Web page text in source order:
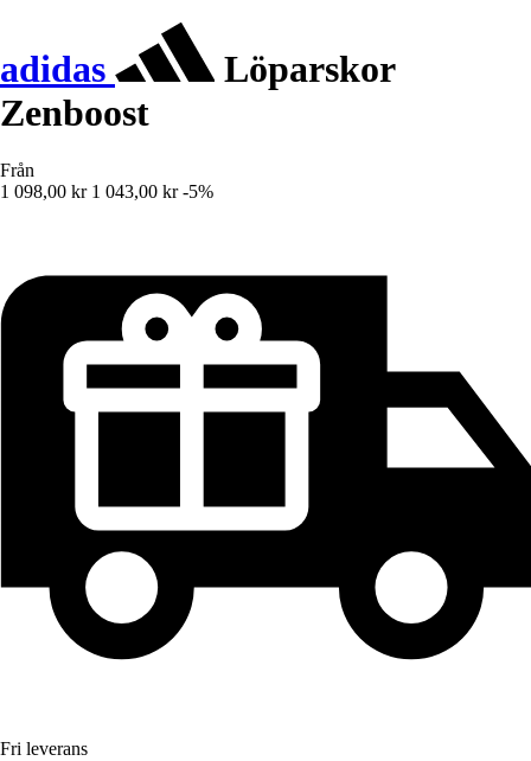
adidas
Löparskor
Zenboost
Från
1 098,00 kr 1 043,00 kr -5%
Fri leverans